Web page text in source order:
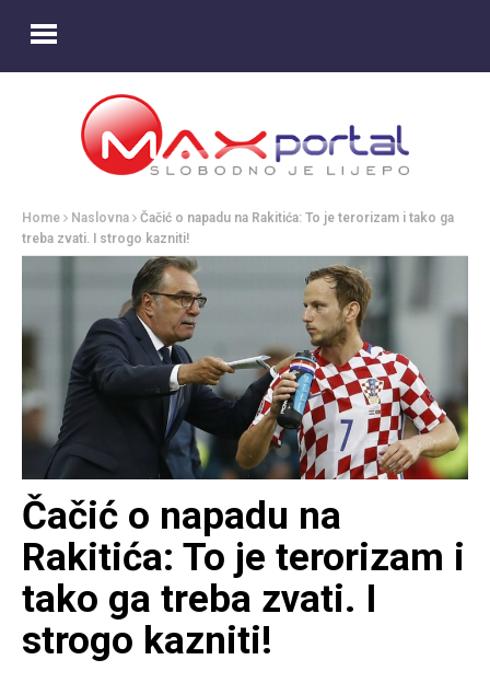
Home Naslovna
Čačić o napadu na Rakitića: To je terorizam i tako ga
treba zvati. I strogo kazniti!
Čačić o napadu na
Rakitića: To je terorizam i
tako ga treba zvati. I
strogo kazniti!